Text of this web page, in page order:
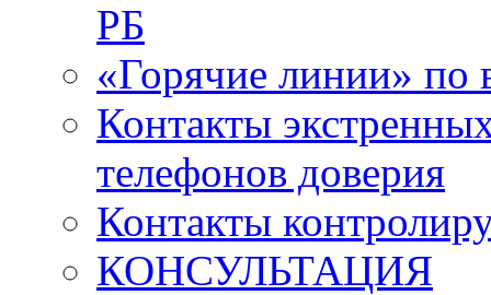
РБ
«Горячие линии» по
Контакты
телефонов доверия
Контакты
КОНСУЛЬТАЦИЯ